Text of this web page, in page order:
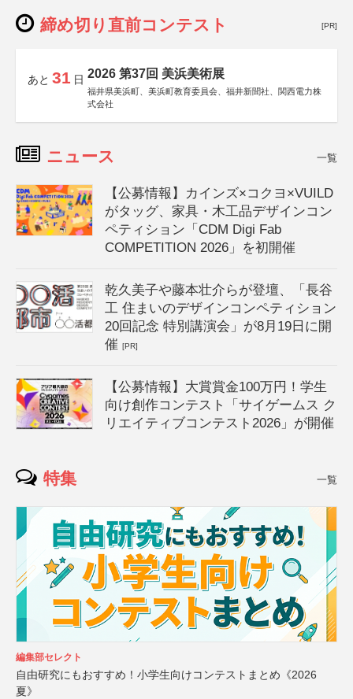
締め切り直前コンテスト [PR]
あと 31 日 2026 第37回 美浜美術展
福井県美浜町、美浜町教育委員会、福井新聞社、関西電力株
式会社
ニュース 一覧
【公募情報】カインズ×コクヨ×VUILD
がタッグ、家具・木工品デザインコン
ペティション「CDM Digi Fab
COMPETITION 2026」を初開催
乾久美子や藤本壮介らが登壇、「長谷
工 住まいのデザインコンペティション
20回記念 特別講演会」が8月19日に開
催[PR]
【公募情報】大賞賞金100万円！学生
向け創作コンテスト「サイゲームス ク
リエイティブコンテスト2026」が開催
特集 一覧
編集部セレクト
自由研究にもおすすめ！小学生向けコンテストまとめ《2026
夏》